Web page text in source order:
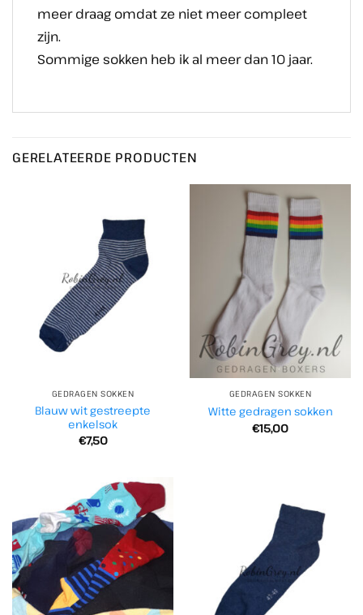
meer draag omdat ze niet meer compleet
zijn.
Sommige sokken heb ik al meer dan 10 jaar.
GERELATEERDE PRODUCTEN
GEDRAGEN SOKKEN
Blauw wit gestreepte
enkelsok
€7,50
GEDRAGEN SOKKEN
Witte gedragen sokken
€15,00